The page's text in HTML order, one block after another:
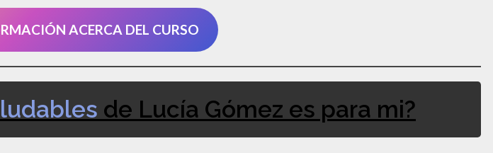
ACERCA DEL CURSO
de Lucía Gómez es para mi?